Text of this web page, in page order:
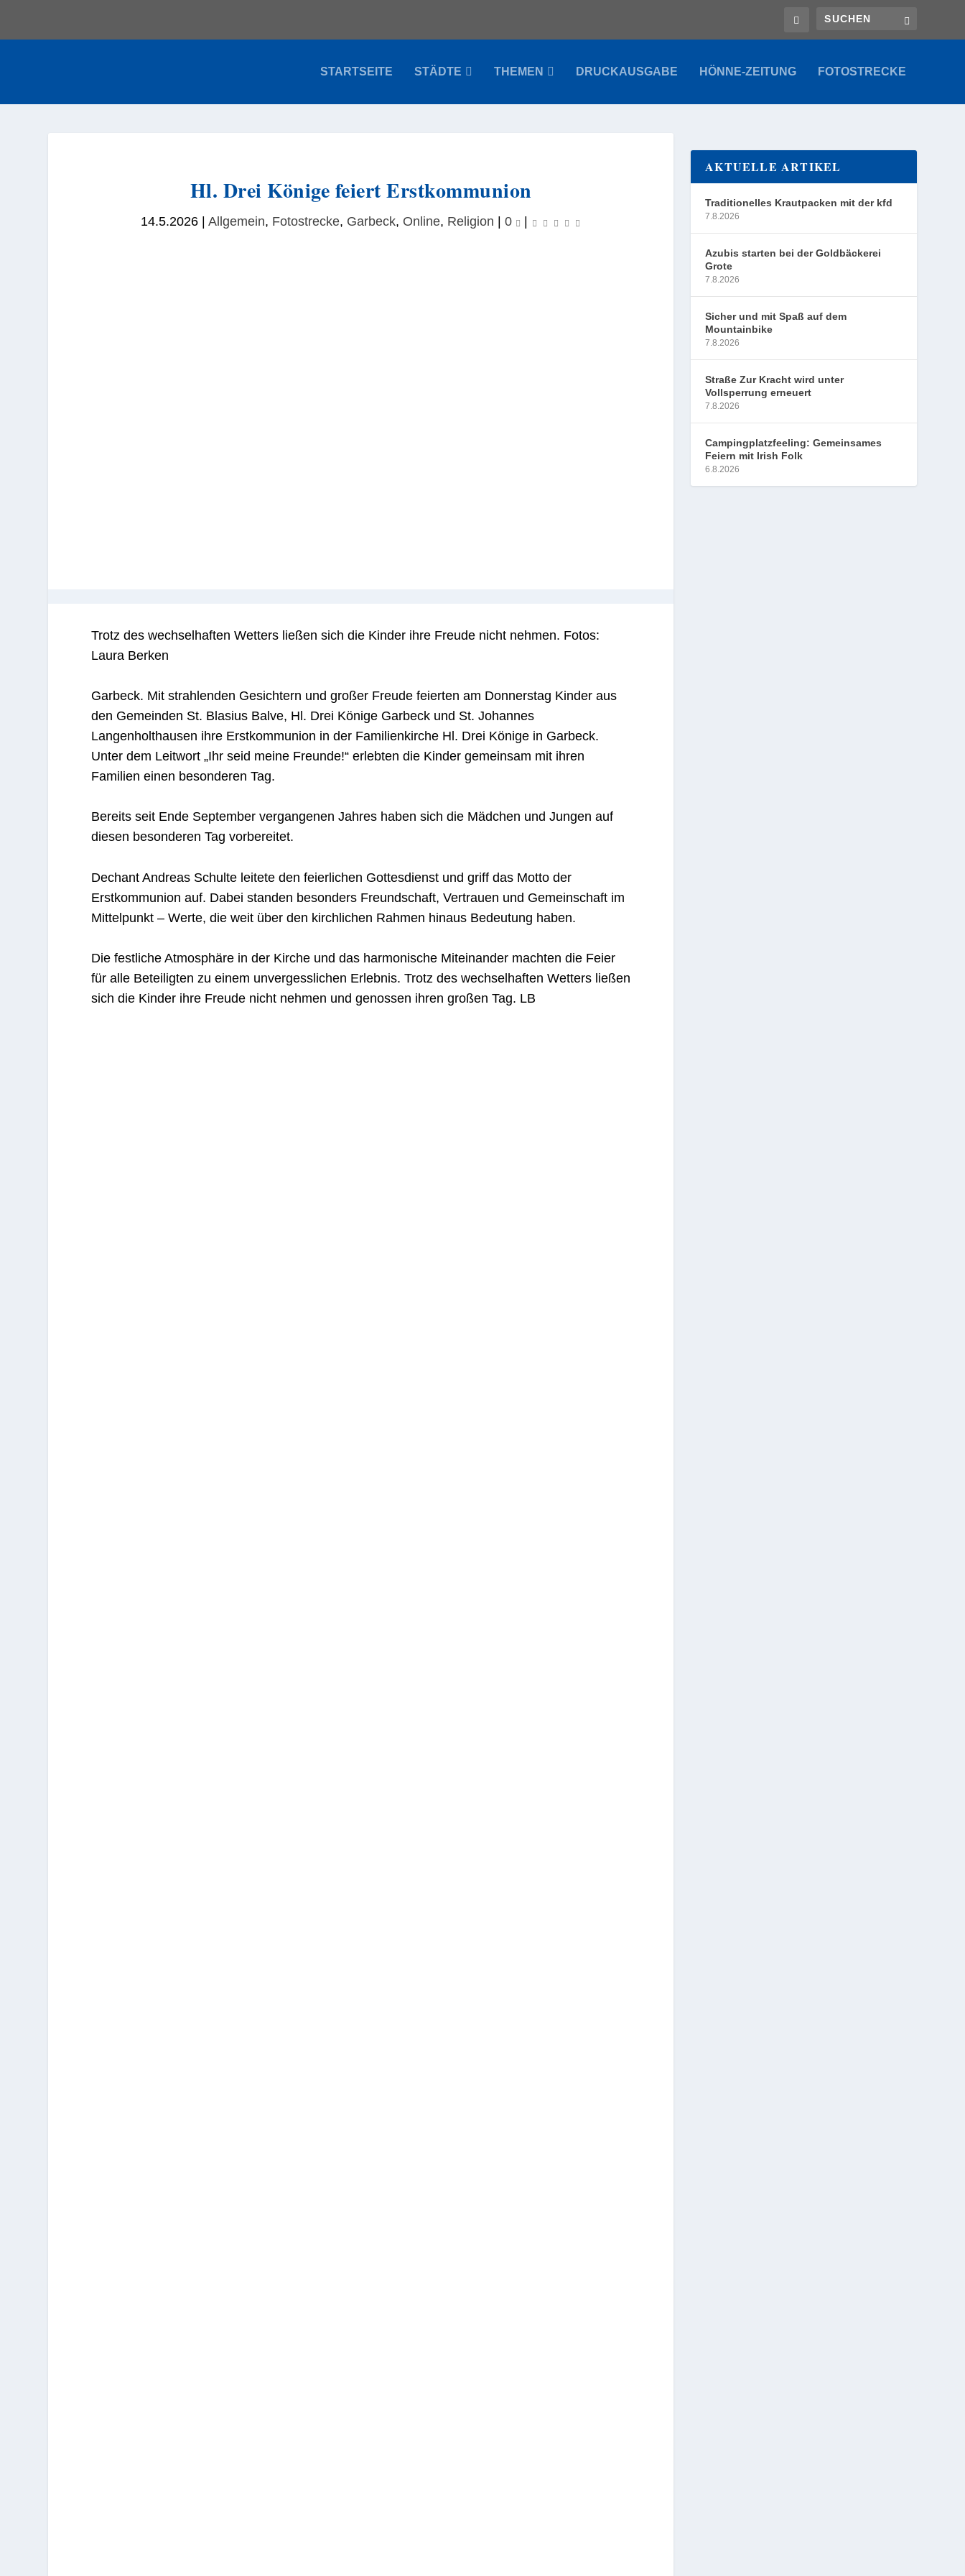
STARTSEITE STÄDTE THEMEN DRUCKAUSGABE HÖNNE-ZEITUNG FOTOSTRECKE
Hl. Drei Könige feiert Erstkommunion
14.5.2026| Allgemein, Fotostrecke, Garbeck, Online, Religion 0
Trotz des wechselhaften Wetters ließen sich die Kinder ihre Freude nicht nehmen. Fotos:
Laura Berken
Garbeck. Mit strahlenden Gesichtern und großer Freude feierten am Donnerstag Kinder aus
den Gemeinden St. Blasius Balve, Hl. Drei Könige Garbeck und St. Johannes
Langenholthausen ihre Erstkommunion in der Familienkirche Hl. Drei Könige in Garbeck.
Unter dem Leitwort „Ihr seid meine Freunde!“ erlebten die Kinder gemeinsam mit ihren
Familien einen besonderen Tag.
Bereits seit Ende September vergangenen Jahres haben sich die Mädchen und Jungen auf
diesen besonderen Tag vorbereitet.
Dechant Andreas Schulte leitete den feierlichen Gottesdienst und griff das Motto der
Erstkommunion auf. Dabei standen besonders Freundschaft, Vertrauen und Gemeinschaft im
Mittelpunkt – Werte, die weit über den kirchlichen Rahmen hinaus Bedeutung haben.
Die festliche Atmosphäre in der Kirche und das harmonische Miteinander machten die Feier
für alle Beteiligten zu einem unvergesslichen Erlebnis. Trotz des wechselhaften Wetters ließen
sich die Kinder ihre Freude nicht nehmen und genossen ihren großen Tag. LB
AKTUELLE ARTIKEL
Traditionelles Krautpacken mit der kfd
7.8.2026
Azubis starten bei der Goldbäckerei
Grote
7.8.2026
Sicher und mit Spaß auf dem
Mountainbike
7.8.2026
Straße Zur Kracht wird unter
Vollsperrung erneuert
7.8.2026
Campingplatzfeeling: Gemeinsames
Feiern mit Irish Folk
6.8.2026